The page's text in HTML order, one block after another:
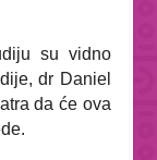
su vidno
dr Daniel
da će ova